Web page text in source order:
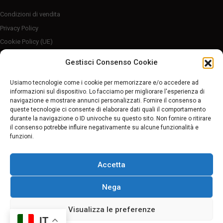
Gestisci Consenso Cookie
Usiamo tecnologie come i cookie per memorizzare e/o accedere ad
informazioni sul dispositivo. Lo facciamo per migliorare l'esperienza di
navigazione e mostrare annunci personalizzati. Fornire il consenso a
queste tecnologie ci consente di elaborare dati quali il comportamento
durante la navigazione o ID univoche su questo sito. Non fornire o ritirare
il consenso potrebbe influire negativamente su alcune funzionalità e
funzioni.
Accetta
Nega
Visualizza le preferenze
Condizioni di vendita
Privacy Policy
Cookie Policy (UE)
Server sicuro HTTP2/SSL
Pagamenti sicuri
© 2022 Worldbike Formia di Vincenzo Castelli | P. IVA 02611080595
IT